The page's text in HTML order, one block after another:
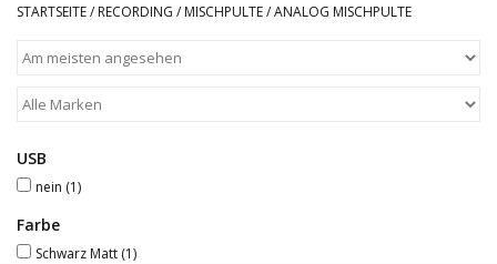
Percussion
DJ
Recording
STARTSEITE/ RECORDING / MISCHPULTE/ANALOG MISCHPULTE
USB
nein (1)
Farbe
Schwarz Matt (1)